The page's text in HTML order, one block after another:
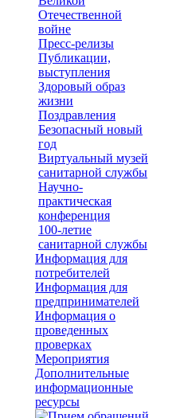
Отечественной
войне
Пресс-релизы
Публикации,
выступления
Здоровый образ
жизни
Поздравления
Безопасный новый
год
Виртуальный музей
санитарной службы
Научно-
практическая
конференция
100-летие
санитарной службы
Информация для
потребителей
Информация для
предпринимателей
Информация о
проведенных
проверках
Мероприятия
Дополнительные
информационные
ресурсы